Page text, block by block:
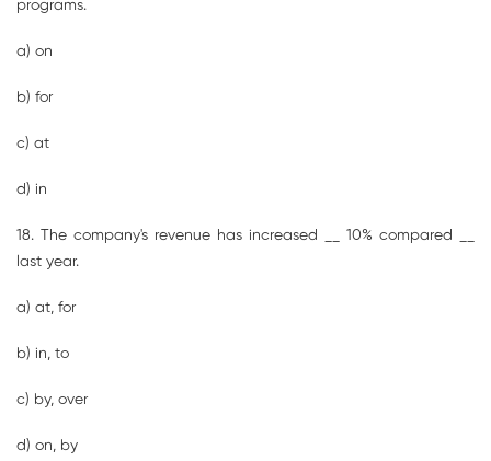
programs.
a) on
b) for
c) at
d) in
18. The company's revenue has increased __ 10% compared __
last year.
a) at, for
b) in, to
c) by, over
d) on, by